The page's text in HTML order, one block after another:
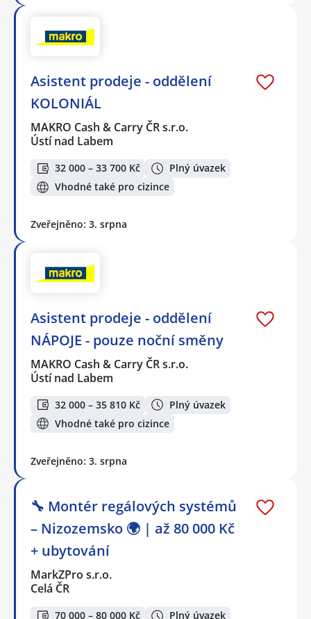
Asistent prodeje - oddělení
KOLONIÁL
MAKRO Cash & Carry ČR s.r.o.
Ústí nad Labem
32 000 – 33 700 Kč
Plný úvazek
Vhodné také pro cizince
Zveřejněno: 3. srpna
Asistent prodeje - oddělení
NÁPOJE - pouze noční směny
MAKRO Cash & Carry ČR s.r.o.
Ústí nad Labem
32 000 – 35 810 Kč
Plný úvazek
Vhodné také pro cizince
Zveřejněno: 3. srpna
🔧 Montér regálových systémů
– Nizozemsko 🌍 | až 80 000 Kč
+ ubytování
MarkZPro s.r.o.
Celá ČR
70 000 – 80 000 Kč Plný úvazek